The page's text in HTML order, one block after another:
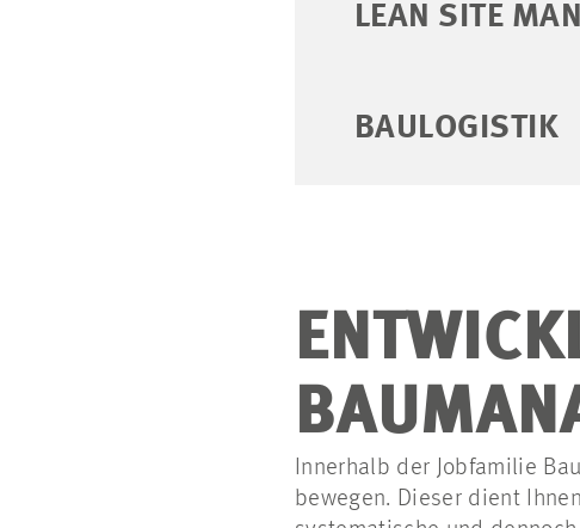
LEAN SITE
BAULOGISTIK
Innerhalb der Jobfamilie
bewegen. Dieser dient